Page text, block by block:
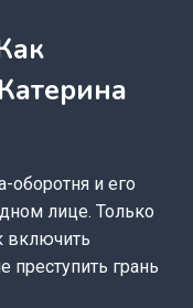
оборотня и его
лице. Только
включить
преступить грань